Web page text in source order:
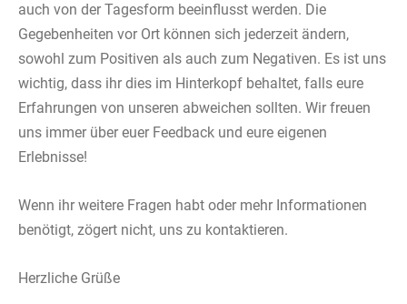
auch von der Tagesform beeinflusst werden. Die
Gegebenheiten vor Ort können sich jederzeit ändern,
sowohl zum Positiven als auch zum Negativen. Es ist uns
wichtig, dass ihr dies im Hinterkopf behaltet, falls eure
Erfahrungen von unseren abweichen sollten. Wir freuen
uns immer über euer Feedback und eure eigenen
Erlebnisse!
Wenn ihr weitere Fragen habt oder mehr Informationen
benötigt, zögert nicht, uns zu kontaktieren.
Herzliche Grüße